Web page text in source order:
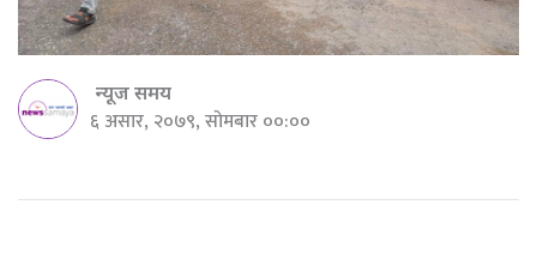
न्यूज समय
६ असार, २०७९, सोमबार ००:००